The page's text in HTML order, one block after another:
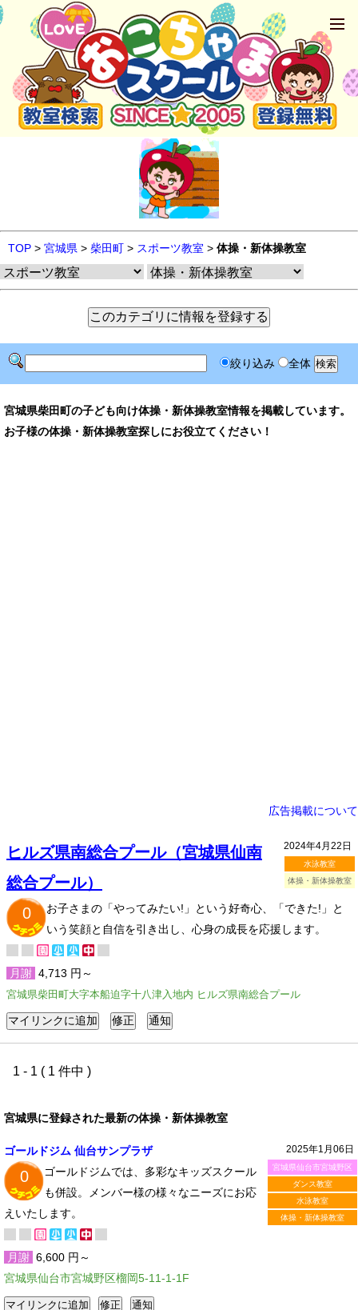
TOP > 宮城県 > 柴田町 > スポーツ教室 > 体操・新体操教室
絞り込み 全体
宮城県柴田町の子ども向け体操・新体操教室情報を掲載しています。
お子様の体操・新体操教室探しにお役立てください！
広告掲載について
2024年4月22日
水泳教室
体操・新体操教室
ヒルズ県南総合プール（宮城県仙南
総合プール）
0
お子さまの「やってみたい!」という好奇心、「できた!」と
いう笑顔と自信を引き出し、心身の成長を応援します。
月謝 4,713 円～
宮城県柴田町大字本船迫字十八津入地内 ヒルズ県南総合プール
1 - 1 ( 1 件中 )
宮城県に登録された最新の体操・新体操教室
2025年1月06日
宮城県仙台市宮城野区
ダンス教室
水泳教室
体操・新体操教室
ゴールドジム 仙台サンプラザ
0
ゴールドジムでは、多彩なキッズスクール
も併設。メンバー様の様々なニーズにお応
えいたします。
月謝 6,600 円～
宮城県仙台市宮城野区榴岡5-11-1-1F